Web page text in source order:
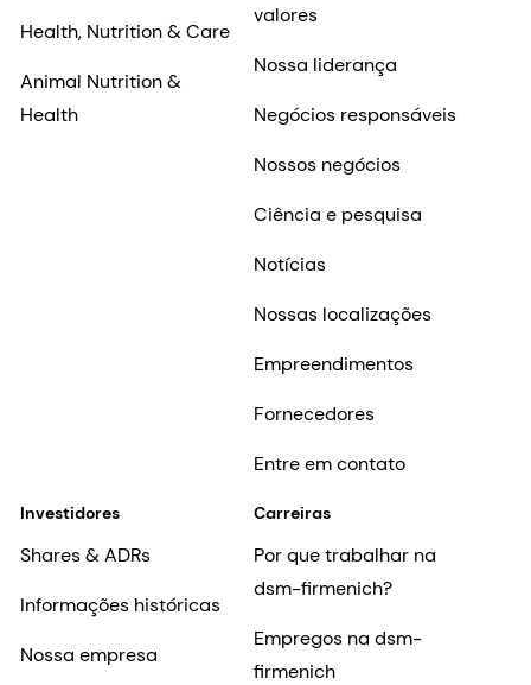
Health, Nutrition & Care
Animal Nutrition &
Health
valores
Nossa liderança
Negócios responsáveis
Nossos negócios
Ciência e pesquisa
Notícias
Nossas localizações
Empreendimentos
Fornecedores
Entre em contato
Investidores
Shares & ADRs
Informações históricas
Nossa empresa
Carreiras
Por que trabalhar na
dsm-firmenich?
Empregos na dsm-
firmenich